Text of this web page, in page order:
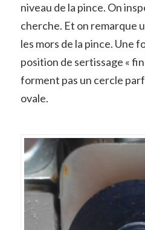
niveau de la pince. On
cherche. Et on remarque
les mors de la pince. Une
position de sertissage «
forment pas un cercle
ovale.